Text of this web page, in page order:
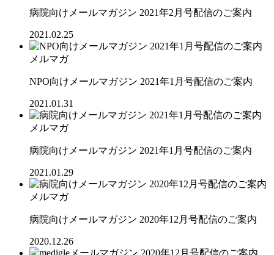
病院向けメールマガジン 2021年2月号配信のご案内
2021.02.25
メルマガ
NPO向けメールマガジン 2021年1月号配信のご案内
2021.01.31
メルマガ
病院向けメールマガジン 2021年1月号配信のご案内
2021.01.29
メルマガ
病院向けメールマガジン 2020年12月号配信のご案内
2020.12.26